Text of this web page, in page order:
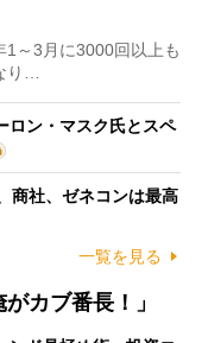
～3月に3000回以上も
り…
ロン・マスク氏とスペ
商社、ゼネコンは最高
一覧を見る
カブ番長！」